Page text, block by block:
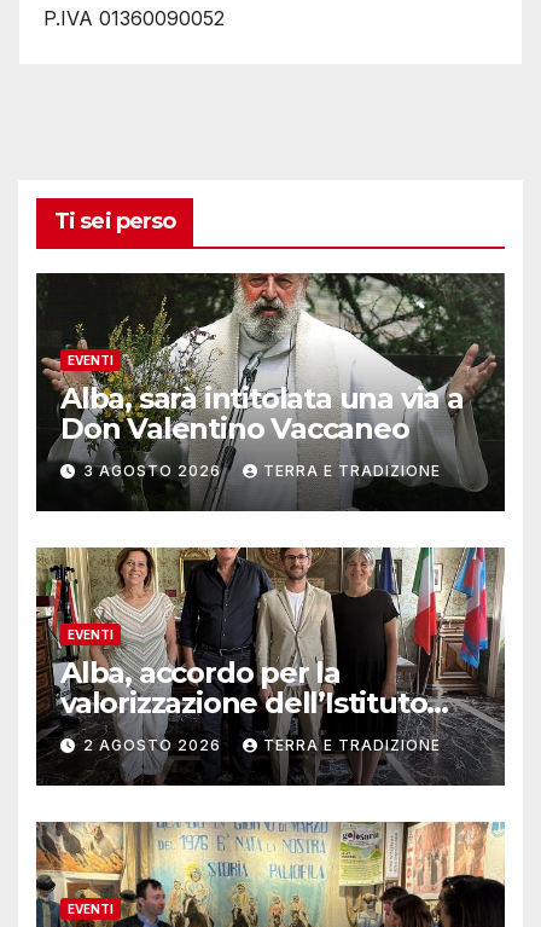
P.IVA 01360090052
Ti sei perso
EVENTI
Alba, sarà intitolata una via a
Don Valentino Vaccaneo
3 AGOSTO 2026 TERRA E TRADIZIONE
EVENTI
Alba, accordo per la
valorizzazione dell’Istituto
musicale Rocca
2 AGOSTO 2026 TERRA E TRADIZIONE
EVENTI